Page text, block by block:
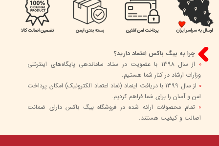
چرا به بیگ باکس اعتماد دارید؟
0
از سال 1398 با عضویت در ستاد ساماندهی پایگاه‌های اینترنتی
وزارات ارشاد در کنار شما هستیم.
0
از سال 1399 با دریافت اینماد (نماد اعتماد الکترونیک) امکان پرداخت
امن و آسان را برای شما فراهم کردیم.
0 تمام محصولات ارائه شده در فروشگاه بیگ باکس دارای ضمانت
اصالت و کیفیت هستند.